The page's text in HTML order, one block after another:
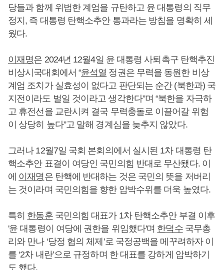
당들과 함께 위법한 계엄을 규탄하고 윤 대통령의 직무
정지, 즉 대통령 탄핵소추안 통과라는 방침을 명확히 세
웠다.
이재명은 2024년 12월4일 윤 대통령 사퇴촉구 탄핵추진
비상시국대회에서 “윤석열 정권은 무력을 동원한 비상
계엄 조치가 실효성이 없다고 판단되는 순간 (북한과) 국
지전이라도 벌일 것이라고 생각한다”며 “북한을 자극하
고 휴전선을 교란시켜 결국 무력충돌로 이끌어갈 위험
이 상당히 높다”고 말해 경계심을 늦추지 않았다.
그러나 12월7일 국회 본회의에서 실시된 1차 대통령 탄
핵소추안 표결이 여당인 국민의힘 반대로 무산됐다. 이
에 이재명은 탄핵에 반대하는 것은 국민의 뜻을 저버리
는 것이라며 국민의힘을 향한 압박수위를 더욱 높였다.
특히 한동훈국민의힘 대표가 1차 탄핵소추안 부결 이후
'윤 대통령이 여당에 권한을 위임했다'며 한덕수국무총
리와 만나 ‘당정 협의 체제’로 국정공백을 메꾸려하자 이
를 ‘2차 내란’으로 규정하며 한 대표를 강하게 압박하기
도 했다.